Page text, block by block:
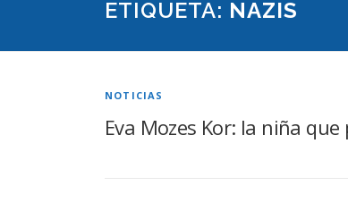
ETIQUETA: NAZIS
NOTICIAS
Eva Mozes Kor: la niña